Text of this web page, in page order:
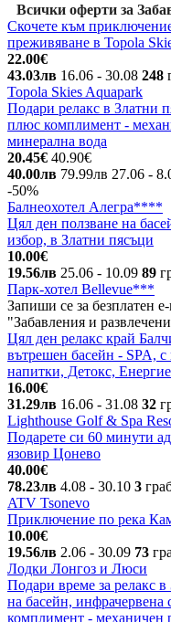
Всички оферти за
Скочете към
преживяване в Topola
22.00€
43.03лв 16.06 - 30.08 248
Topola Skies Aquapark
Подари релакс в Златни
плюс комплимент -
минерална вода
20.45€ 40.90€
40.00лв 79.99лв 27.06 -
-50%
Балнеохотел Алегра****
Цял ден ползване на
избор, в Златни пясъци
10.00€
19.56лв 25.06 - 10.09 89
Парк-хотел Bellevue***
Запиши се за безплатен
"Забавления и
Цял ден релакс край
вътрешен басейн - SPA,
напитки, Детокс,
16.00€
31.29лв 16.06 - 31.08 32
Lighthouse Golf & Spa
Подарете си 60 минути
язовир Цонево
40.00€
78.23лв 4.08 - 30.10 3
ATV Tsonevo
Приключение по река
10.00€
19.56лв 2.06 - 30.09 73
Лодки Лонгоз и Люси
Подари време за релакс
на басейн, инфрачервена
комплимент - механичен